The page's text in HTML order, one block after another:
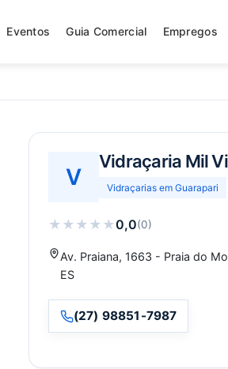
Eventos Guia Comercial Empregos
V
Vidraçaria Mil
Vidraçarias em Guarapari
★ ★ ★ ★ ★0,0(0)
Av. Praiana, 1663 - Praia do
ES
(27) 98851-7987